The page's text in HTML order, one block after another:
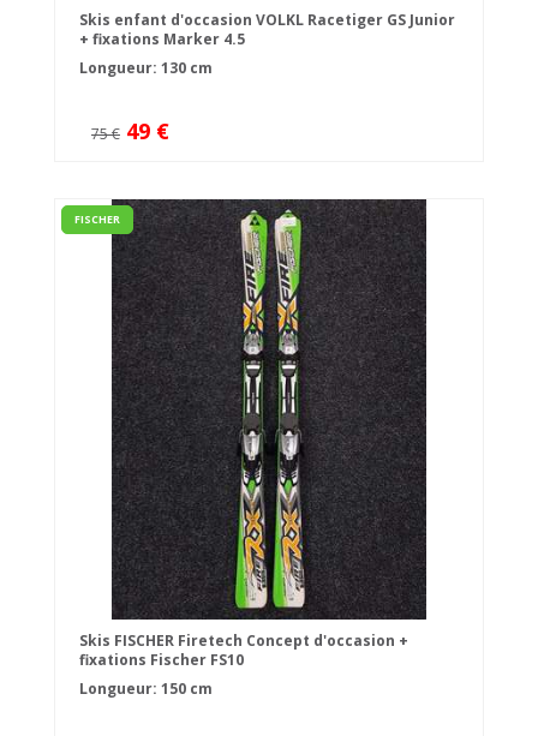
Skis enfant d'occasion VOLKL Racetiger GS Junior
+ fixations Marker 4.5
Longueur: 130 cm
75 € 49 €
FISCHER
Skis FISCHER Firetech Concept d'occasion +
fixations Fischer FS10
Longueur: 150 cm